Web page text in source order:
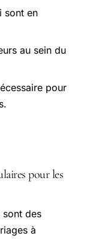
sont en
au sein du
pour
pour les
sont des
à